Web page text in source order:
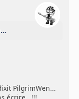
PilgrimWen...